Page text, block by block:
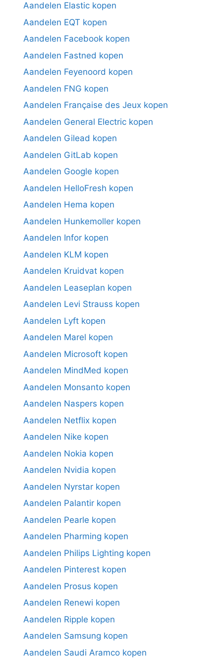
Aandelen Elastic kopen
Aandelen EQT kopen
Aandelen Facebook kopen
Aandelen Fastned kopen
Aandelen Feyenoord kopen
Aandelen FNG kopen
Aandelen Française des Jeux kopen
Aandelen General Electric kopen
Aandelen Gilead kopen
Aandelen GitLab kopen
Aandelen Google kopen
Aandelen HelloFresh kopen
Aandelen Hema kopen
Aandelen Hunkemoller kopen
Aandelen Infor kopen
Aandelen KLM kopen
Aandelen Kruidvat kopen
Aandelen Leaseplan kopen
Aandelen Levi Strauss kopen
Aandelen Lyft kopen
Aandelen Marel kopen
Aandelen Microsoft kopen
Aandelen MindMed kopen
Aandelen Monsanto kopen
Aandelen Naspers kopen
Aandelen Netflix kopen
Aandelen Nike kopen
Aandelen Nokia kopen
Aandelen Nvidia kopen
Aandelen Nyrstar kopen
Aandelen Palantir kopen
Aandelen Pearle kopen
Aandelen Pharming kopen
Aandelen Philips Lighting kopen
Aandelen Pinterest kopen
Aandelen Prosus kopen
Aandelen Renewi kopen
Aandelen Ripple kopen
Aandelen Samsung kopen
Aandelen Saudi Aramco kopen